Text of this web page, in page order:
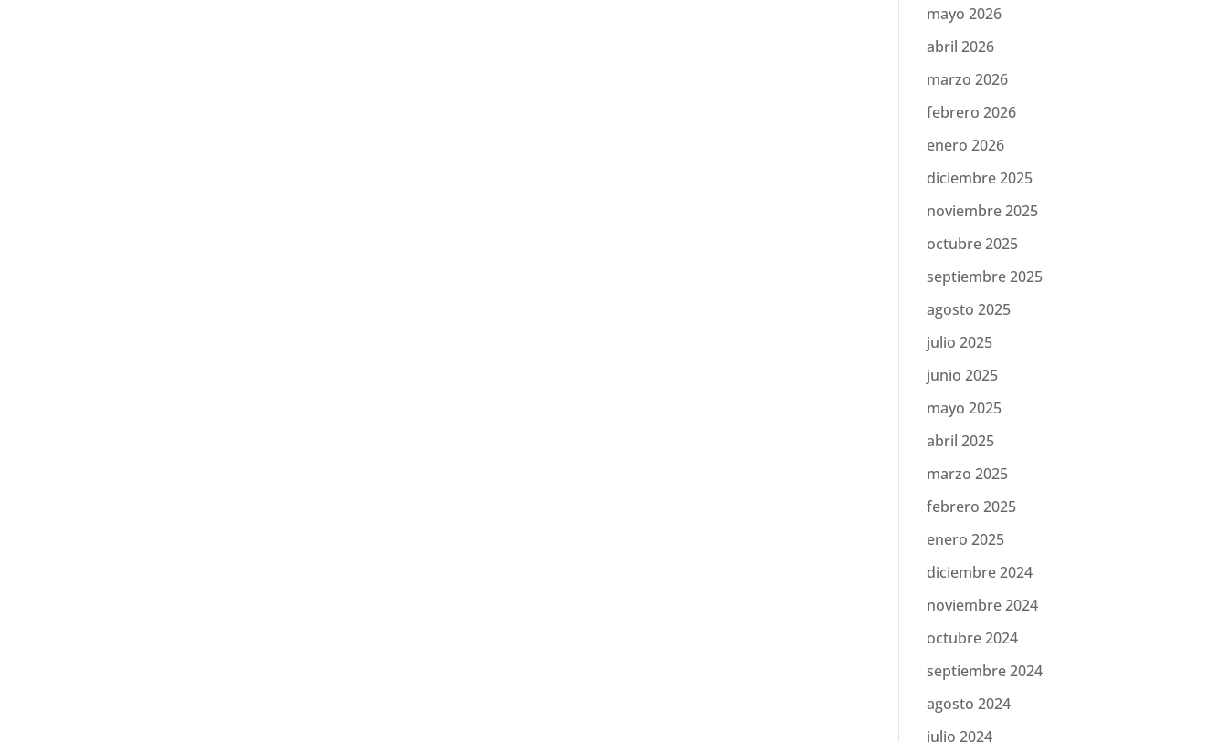
mayo 2026
abril 2026
marzo 2026
febrero 2026
enero 2026
diciembre 2025
noviembre 2025
octubre 2025
septiembre 2025
agosto 2025
julio 2025
junio 2025
mayo 2025
abril 2025
marzo 2025
febrero 2025
enero 2025
diciembre 2024
noviembre 2024
octubre 2024
septiembre 2024
agosto 2024
julio 2024